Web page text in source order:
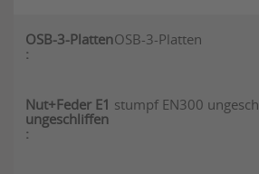
OSB-3-Platten
stumpf EN300